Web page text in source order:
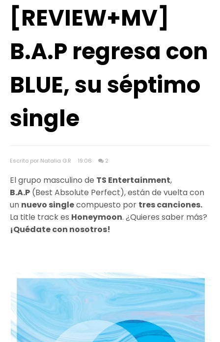
[REVIEW+MV]
B.A.P regresa con
BLUE, su séptimo
single
Escrito por Natalia G.R 19:06 2
El grupo masculino de TS Entertainment,
B.A.P (Best Absolute Perfect), están de vuelta con
un nuevo singlecompuesto por tres canciones.
La title track es Honeymoon. ¿Quieres saber más?
¡Quédate con nosotros!